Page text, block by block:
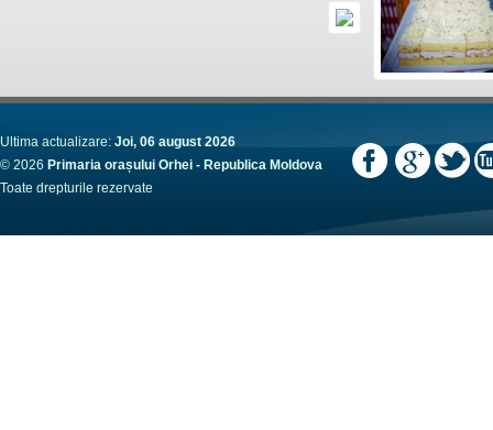
Ultima actualizare: Joi, 06 august 2026
© 2026 Primaria orașului Orhei - Republica Moldova
Toate drepturile rezervate